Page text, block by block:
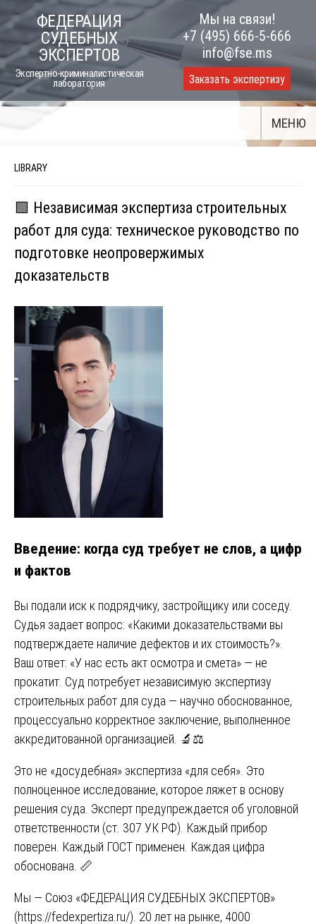
to
content
ФЕДЕРАЦИЯ
СУДЕБНЫХ
ЭКСПЕРТОВ
Экспертно-криминалистическая
лаборатория
Мы на связи!
+7 (495) 666-5-666
info@fse.ms
Заказать экспертизу
МЕНЮ
LIBRARY
🟩 Независимая экспертиза строительных
работ для суда: техническое руководство по
подготовке неопровержимых
доказательств
Введение: когда суд требует не слов, а цифр
и фактов
Вы подали иск к подрядчику, застройщику или соседу.
Судья задает вопрос: «Какими доказательствами вы
подтверждаете наличие дефектов и их стоимость?».
Ваш ответ: «У нас есть акт осмотра и смета» — не
прокатит. Суд потребует независимую экспертизу
строительных работ для суда — научно обоснованное,
процессуально корректное заключение, выполненное
аккредитованной организацией. 🔬⚖️
Это не «досудебная» экспертиза «для себя». Это
полноценное исследование, которое ляжет в основу
решения суда. Эксперт предупреждается об уголовной
ответственности (ст. 307 УК РФ). Каждый прибор
поверен. Каждый ГОСТ применен. Каждая цифра
обоснована. 📏
Мы — Союз «ФЕДЕРАЦИЯ СУДЕБНЫХ ЭКСПЕРТОВ»
(https://fedexpertiza.ru/). 20 лет на рынке, 4000